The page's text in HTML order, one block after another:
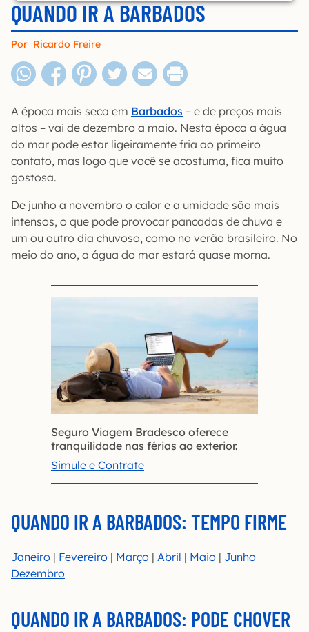
QUANDO IR A BARBADOS
Por Ricardo Freire
A época mais seca em Barbados – e de preços mais
altos – vai de dezembro a maio. Nesta época a água
do mar pode estar ligeiramente fria ao primeiro
contato, mas logo que você se acostuma, fica muito
gostosa.
De junho a novembro o calor e a umidade são mais
intensos, o que pode provocar pancadas de chuva e
um ou outro dia chuvoso, como no verão brasileiro. No
meio do ano, a água do mar estará quase morna.
Seguro Viagem Bradesco oferece
tranquilidade nas férias ao exterior.
Simule e Contrate
QUANDO IR A BARBADOS: TEMPO FIRME
Janeiro | Fevereiro | Março | Abril | Maio | Junho
Dezembro
QUANDO IR A BARBADOS: PODE CHOVER